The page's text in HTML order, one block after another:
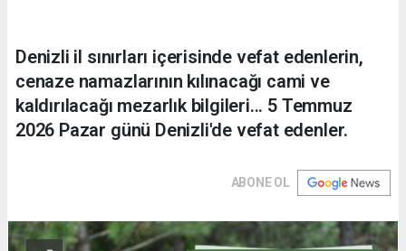
Denizli il sınırları içerisinde vefat edenlerin,
cenaze namazlarının kılınacağı cami ve
kaldırılacağı mezarlık bilgileri... 5 Temmuz
2026 Pazar günü Denizli'de vefat edenler.
ABONE OL